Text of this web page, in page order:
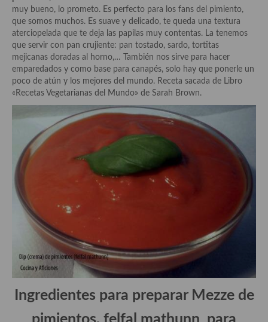
Historia de la gastronomía, platos celebres, cocineros, críticos,
historias culinarias y otras cosas
Origen y evolución de la comida
Protocolo y buenas maneras.
Ocio – restaurantes, bares, tabernas
Viajes eno-gastro-turísticos
En El Candelero
Las opiniones de la «Cocinera»
Recetas
Acompañamientos
Airfryer recetas
Aderezos, salsas, vinagretas, especias, hierbas aromáticas o
Especias, mezclas de especias
muy bueno, lo prometo. Es perfecto para los fans del pimiento,
que somos muchos. Es suave y delicado, te queda una textura
aterciopelada que te deja las papilas muy contentas. La tenemos
que servir con pan crujiente: pan tostado, sardo, tortitas
mejicanas doradas al horno,… También nos sirve para hacer
emparedados y como base para canapés, solo hay que ponerle un
poco de atún y los mejores del mundo. Receta sacada de Libro
«Recetas Vegetarianas del Mundo» de Sarah Brown.
Ingredientes para preparar Mezze de